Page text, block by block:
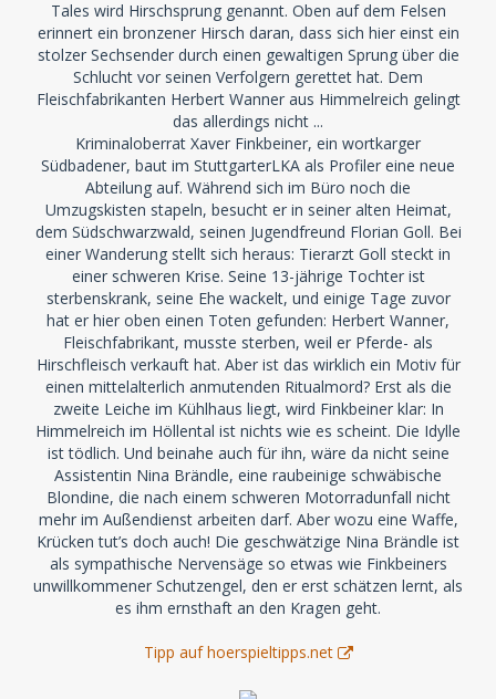
Tales wird Hirschsprung genannt. Oben auf dem Felsen
erinnert ein bronzener Hirsch daran, dass sich hier einst ein
stolzer Sechsender durch einen gewaltigen Sprung über die
Schlucht vor seinen Verfolgern gerettet hat. Dem
Fleischfabrikanten Herbert Wanner aus Himmelreich gelingt
das allerdings nicht ...
Kriminaloberrat Xaver Finkbeiner, ein wortkarger
Südbadener, baut im StuttgarterLKA als Profiler eine neue
Abteilung auf. Während sich im Büro noch die
Umzugskisten stapeln, besucht er in seiner alten Heimat,
dem Südschwarzwald, seinen Jugendfreund Florian Goll. Bei
einer Wanderung stellt sich heraus: Tierarzt Goll steckt in
einer schweren Krise. Seine 13-jährige Tochter ist
sterbenskrank, seine Ehe wackelt, und einige Tage zuvor
hat er hier oben einen Toten gefunden: Herbert Wanner,
Fleischfabrikant, musste sterben, weil er Pferde- als
Hirschfleisch verkauft hat. Aber ist das wirklich ein Motiv für
einen mittelalterlich anmutenden Ritualmord? Erst als die
zweite Leiche im Kühlhaus liegt, wird Finkbeiner klar: In
Himmelreich im Höllental ist nichts wie es scheint. Die Idylle
ist tödlich. Und beinahe auch für ihn, wäre da nicht seine
Assistentin Nina Brändle, eine raubeinige schwäbische
Blondine, die nach einem schweren Motorradunfall nicht
mehr im Außendienst arbeiten darf. Aber wozu eine Waffe,
Krücken tut’s doch auch! Die geschwätzige Nina Brändle ist
als sympathische Nervensäge so etwas wie Finkbeiners
unwillkommener Schutzengel, den er erst schätzen lernt, als
es ihm ernsthaft an den Kragen geht.
Tipp auf hoerspieltipps.net